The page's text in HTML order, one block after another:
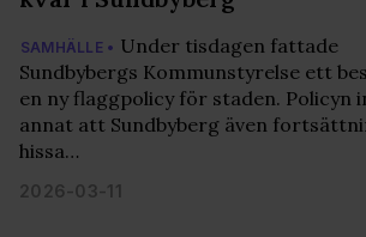
SAMHÄLLE • Under tisdagen fattade
Sundbybergs Kommunstyrelse ett
en ny flaggpolicy för staden. Policyn
annat att Sundbyberg även
hissa…
2026-03-11